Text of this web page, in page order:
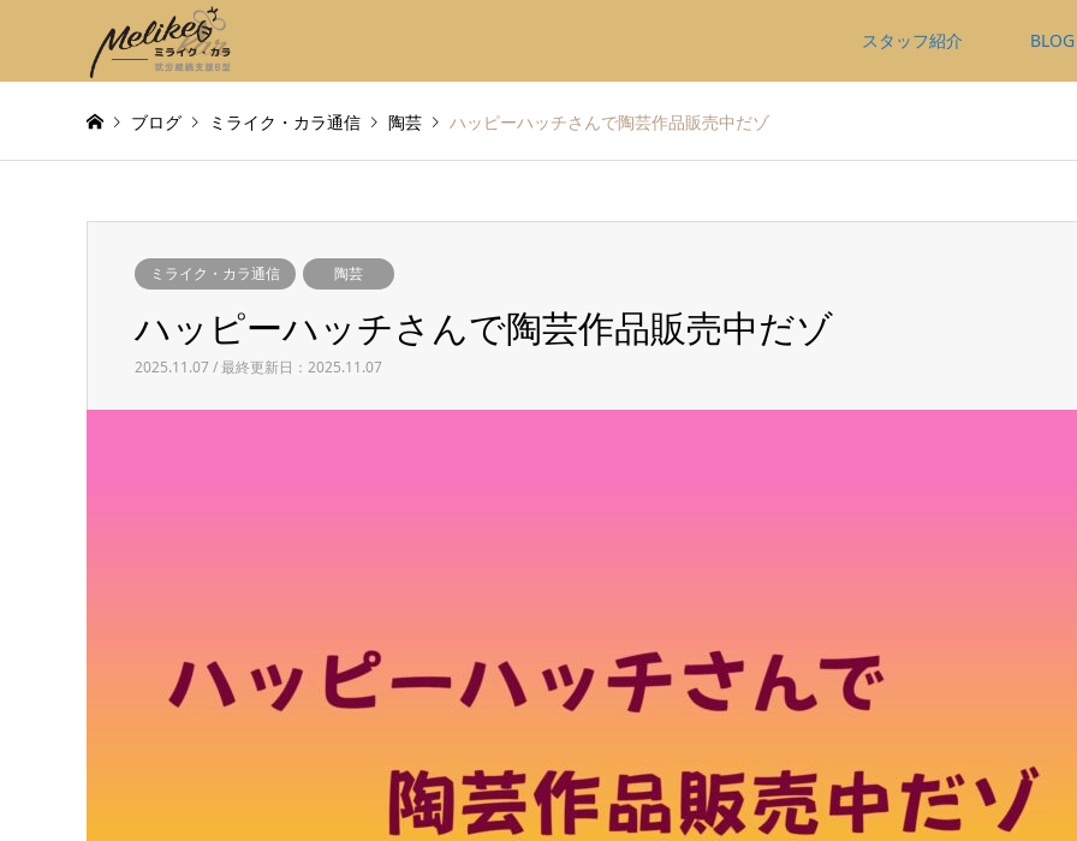
スタッフ紹介 BLOG
ブログ ミライク・カラ通信 陶芸 ハッピーハッチさんで陶芸作品販売中だゾ
ミライク・カラ通信 陶芸
ハッピーハッチさんで陶芸作品販売中だゾ
2025.11.07 / 最終更新日：2025.11.07